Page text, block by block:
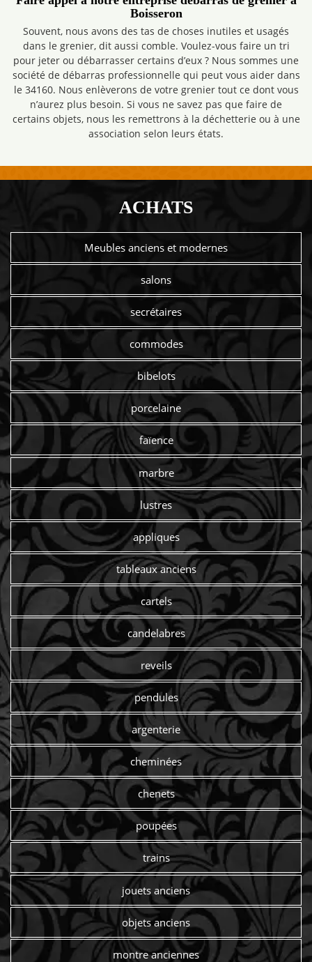
Boisseron
Souvent, nous avons des tas de choses inutiles et usagés
dans le grenier, dit aussi comble. Voulez-vous faire un tri
pour jeter ou débarrasser certains d’eux ? Nous sommes une
société de débarras professionnelle qui peut vous aider dans
le 34160. Nous enlèverons de votre grenier tout ce dont vous
n’aurez plus besoin. Si vous ne savez pas que faire de
certains objets, nous les remettrons à la déchetterie ou à une
association selon leurs états.
ACHATS
Meubles anciens et modernes
salons
secrétaires
commodes
bibelots
porcelaine
faïence
marbre
lustres
appliques
tableaux anciens
cartels
candelabres
reveils
pendules
argenterie
cheminées
chenets
poupées
trains
jouets anciens
objets anciens
montre anciennes